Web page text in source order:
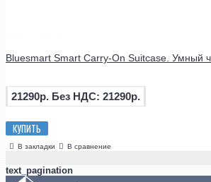
Bluesmart Smart Carry-On Suitcase. Умный
21290р. Без НДС: 21290р.
КУПИТЬ
В закладки В сравнение
text_pagination